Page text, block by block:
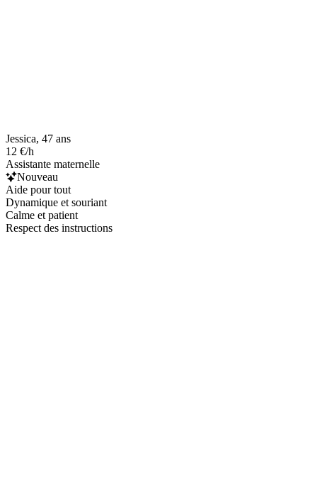
Jessica, 47 ans
12 €/h
Assistante maternelle
Nouveau
Aide pour tout
Dynamique et souriant
Calme et patient
Respect des instructions